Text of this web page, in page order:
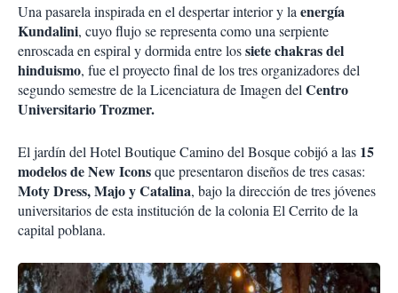
Una pasarela inspirada en el despertar interior y laenergía
Kundalini, cuyo flujo se representa como una serpiente
enroscada en espiral y dormida entre lossiete chakras del
hinduismo, fue el proyecto final de los tres organizadores del
segundo semestre de la Licenciatura de Imagen delCentro
Universitario Trozmer.
El jardín del Hotel Boutique Camino del Bosque cobijó a las 15
modelos de New Iconsque presentaron diseños de tres casas:
Moty Dress, Majo y Catalina, bajo la dirección de tres jóvenes
universitarios de esta institución de la colonia El Cerrito de la
capital poblana.